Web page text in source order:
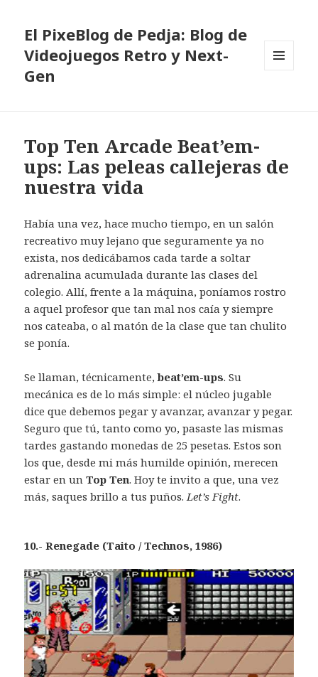
El PixeBlog de Pedja: Blog de
Videojuegos Retro y Next-
Gen
Top Ten Arcade Beat’em-
ups: Las peleas callejeras de
nuestra vida
Había una vez, hace mucho tiempo, en un salón
recreativo muy lejano que seguramente ya no
exista, nos dedicábamos cada tarde a soltar
adrenalina acumulada durante las clases del
colegio. Allí, frente a la máquina, poníamos rostro
a aquel profesor que tan mal nos caía y siempre
nos cateaba, o al matón de la clase que tan chulito
se ponía.
Se llaman, técnicamente,beat’em-ups. Su
mecánica es de lo más simple: el núcleo jugable
dice que debemos pegar y avanzar, avanzar y pegar.
Seguro que tú, tanto como yo, pasaste las mismas
tardes gastando monedas de 25 pesetas. Estos son
los que, desde mi más humilde opinión, merecen
estar en unTop Ten. Hoy te invito a que, una vez
más, saques brillo a tus puños.Let’s Fight.
10.- Renegade (Taito / Technos, 1986)